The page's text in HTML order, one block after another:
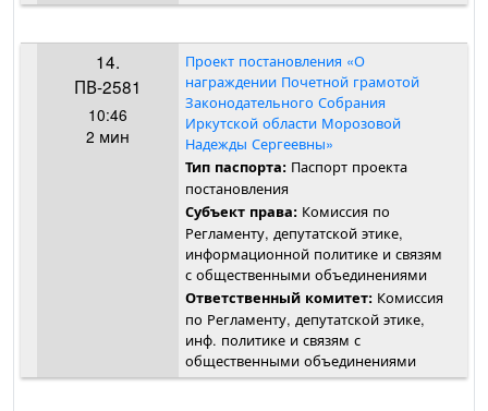
14.
ПВ-2581
10:46
2 мин
Проект постановления «О
награждении Почетной грамотой
Законодательного Собрания
Иркутской области Морозовой
Надежды Сергеевны»
Тип паспорта: Паспорт проекта
постановления
Субъект права: Комиссия по
Регламенту, депутатской этике,
информационной политике и связям
с общественными объединениями
Ответственный комитет: Комиссия
по Регламенту, депутатской этике,
инф. политике и связям с
общественными объединениями